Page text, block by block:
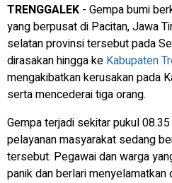
TRENGGALEK - Gempa bumi
yang berpusat di Pacitan, Jawa
selatan provinsi tersebut pada
dirasakan hingga ke Kabupaten
mengakibatkan kerusakan pada
serta mencederai tiga orang.
Gempa terjadi sekitar pukul
pelayanan masyarakat sedang
tersebut. Pegawai dan warga
panik dan berlari menyelamatkan